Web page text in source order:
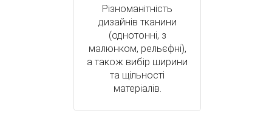
Різноманітність
дизайнів тканини
(однотонні, з
малюнком, рельєфні),
а також вибір ширини
та щільності
матеріалів.